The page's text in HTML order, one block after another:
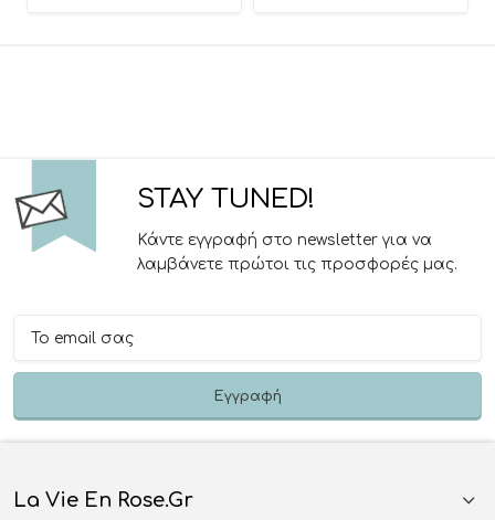
STAY TUNED!
Κάντε εγγραφή στο newsletter για να
λαμβάνετε πρώτοι τις προσφορές μας.
La Vie En Rose.gr